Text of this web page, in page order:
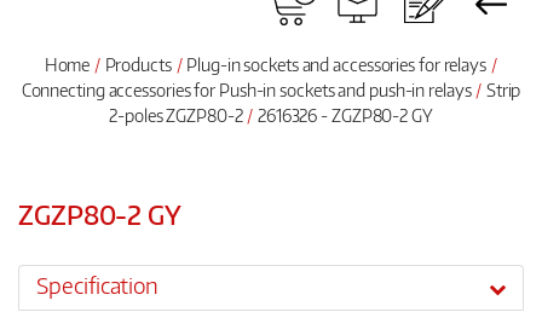
Home Products
Plug-in sockets and accessories for relays
Connecting accessories for Push-in sockets and push-in relays
Strip
2-poles ZGZP80-2
2616326 - ZGZP80-2 GY
ZGZP80-2 GY
Specification